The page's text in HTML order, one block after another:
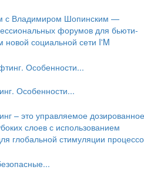
с Владимиром Шопинским —
форумов для бьюти-
новой социальной сети I'M
Особенности...
– это управляемое дозированное
слоев с использованием
глобальной стимуляции